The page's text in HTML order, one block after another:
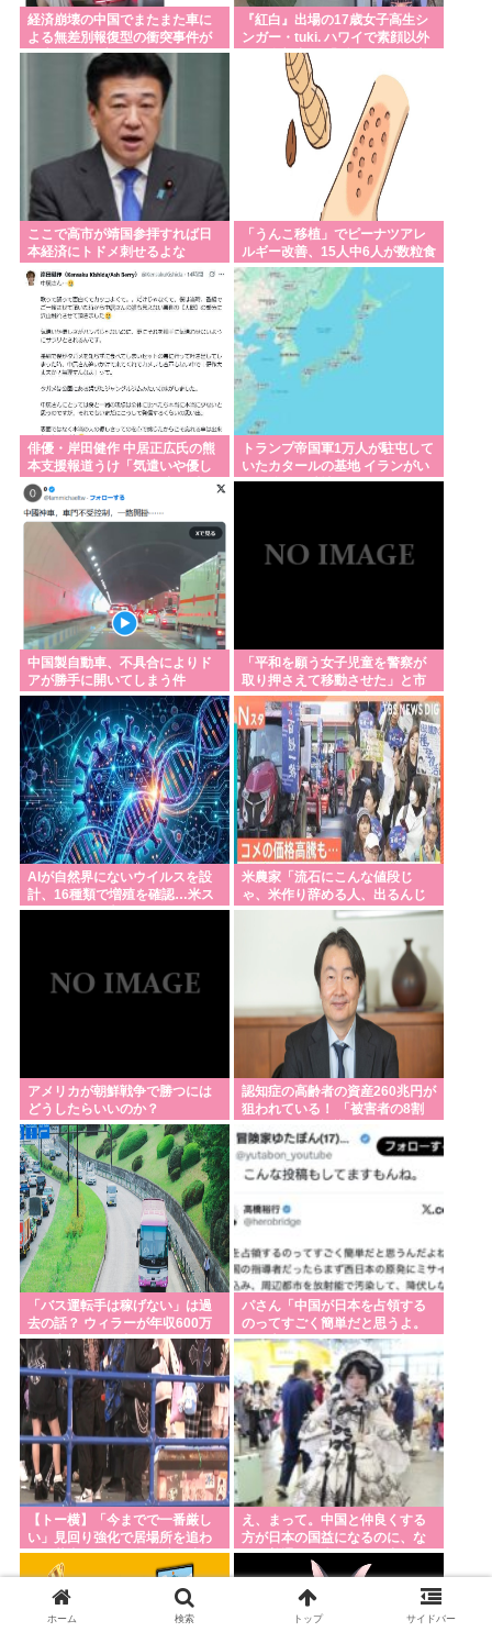
経済崩壊の中国でまたまた車に
よる無差別報復型の衝突事件が
発生、7人死亡9人負傷
『紅白』出場の17歳女子高生シ
ンガー・tuki. ハワイで素顔以外
ほぼ全部出し 「隠しきれない美
貌」とSNSざわつく
ここで高市が靖国参拝すれば日
本経済にトドメ刺せるよな
「うんこ移植」でピーナツアレ
ルギー改善、15人中6人が数粒食
べられるように
俳優・岸田健作 中居正広氏の熊
本支援報道うけ「気遣いや優し
さがハンパじゃない」 中居氏と
の思い出を回顧
トランプ帝国軍1万人が駐屯して
いたカタールの基地 イランがい
とも簡単に破壊
中国製自動車、不具合によりド
アが勝手に開いてしまう件
「平和を願う女子児童を警察が
取り押さえて移動させた」と市
民団体が告発、「児童……ど
こ？」とガチで困惑
AIが自然界にないウイルスを設
計、16種類で増殖を確認…米ス
タンフォード大！
米農家「流石にこんな値段じ
ゃ、米作り辞める人、出るんじ
ゃないかなあ？？」
アメリカが朝鮮戦争で勝つには
どうしたらいいのか？
認知症の高齢者の資産260兆円が
狙われている！ 「被害者の8割
「バス運転手は稼げない」は過
去の話？ ウィラーが年収600万
円を実現した理由
パさん「中国が日本を占領する
のってすごく簡単だと思うよ。
西日本の原発にミサイルを撃ち
込めばいい」
【トー横】「今までで一番厳し
い」見回り強化で居場所を追わ
れる若者たち 行き場を失う中
「世間の普通より歌舞伎町の普
通が合っている」と心の叫びも
え、まって。中国と仲良くする
方が日本の国益になるのに、な
んで普通の日本人さんは中国に
ずっとケンカを売ってるの
ホーム 検索 トップ サイドバー